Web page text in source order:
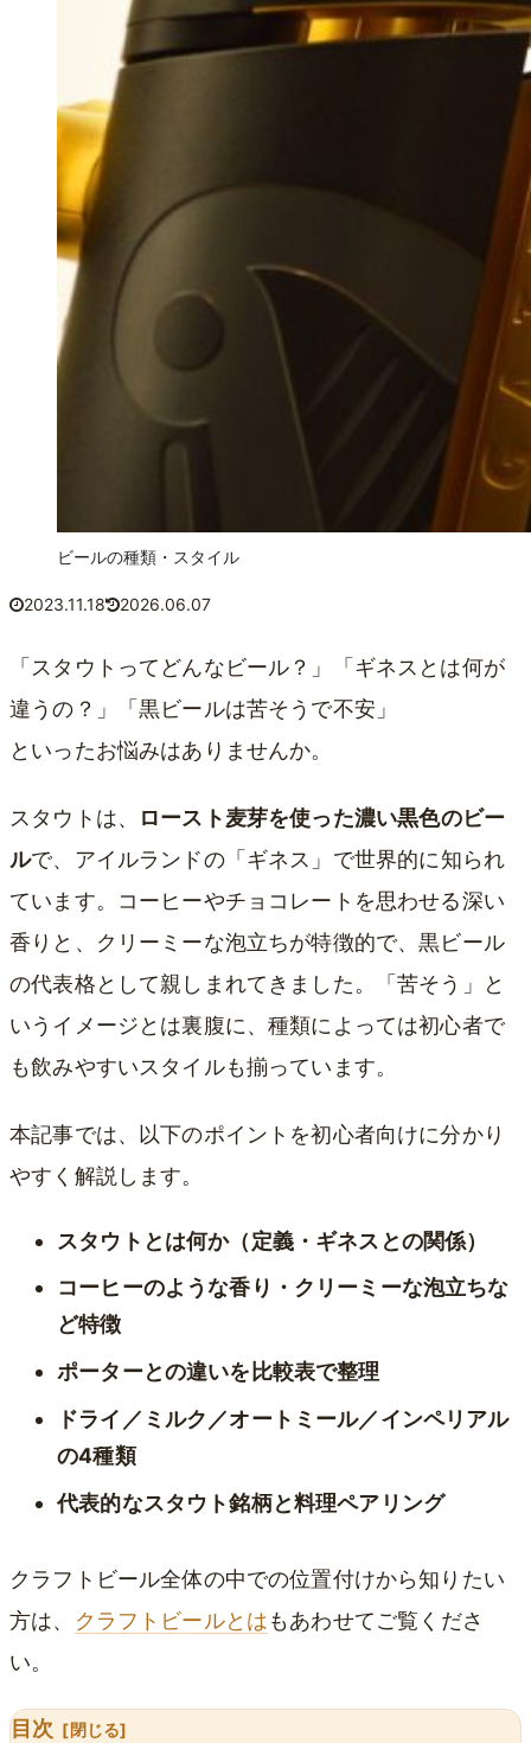
ビールの種類・スタイル
2023.11.18 2026.06.07
「スタウトってどんなビール？」「ギネスとは何が
違うの？」「黒ビールは苦そうで不安」
といったお悩みはありませんか。
スタウトは、
ロースト麦芽を使った濃い黒色のビー
ルで、アイルランドの「ギネス」で世界的に知られ
ています。コーヒーやチョコレートを思わせる深い
香りと、クリーミーな泡立ちが特徴的で、黒ビール
の代表格として親しまれてきました。「苦そう」と
いうイメージとは裏腹に、種類によっては初心者で
も飲みやすいスタイルも揃っています。
本記事では、以下のポイントを初心者向けに分かり
やすく解説します。
スタウトとは何か（定義・ギネスとの関係）
コーヒーのような香り・クリーミーな泡立ちな
ど特徴
ポーターとの違いを比較表で整理
ドライ／ミルク／オートミール／インペリアル
の4種類
代表的なスタウト銘柄と料理ペアリング
クラフトビール全体の中での位置付けから知りたい
方は、
クラフトビールとはもあわせてご覧くださ
い。
目次